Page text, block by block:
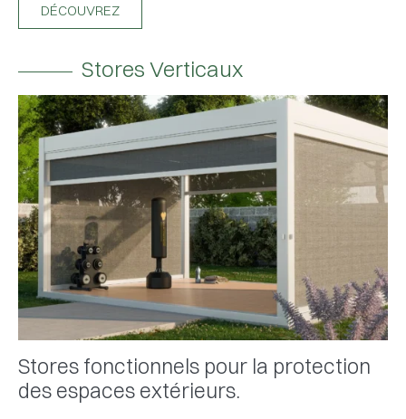
DÉCOUVREZ
Stores Verticaux
Stores fonctionnels pour la protection
des espaces extérieurs.